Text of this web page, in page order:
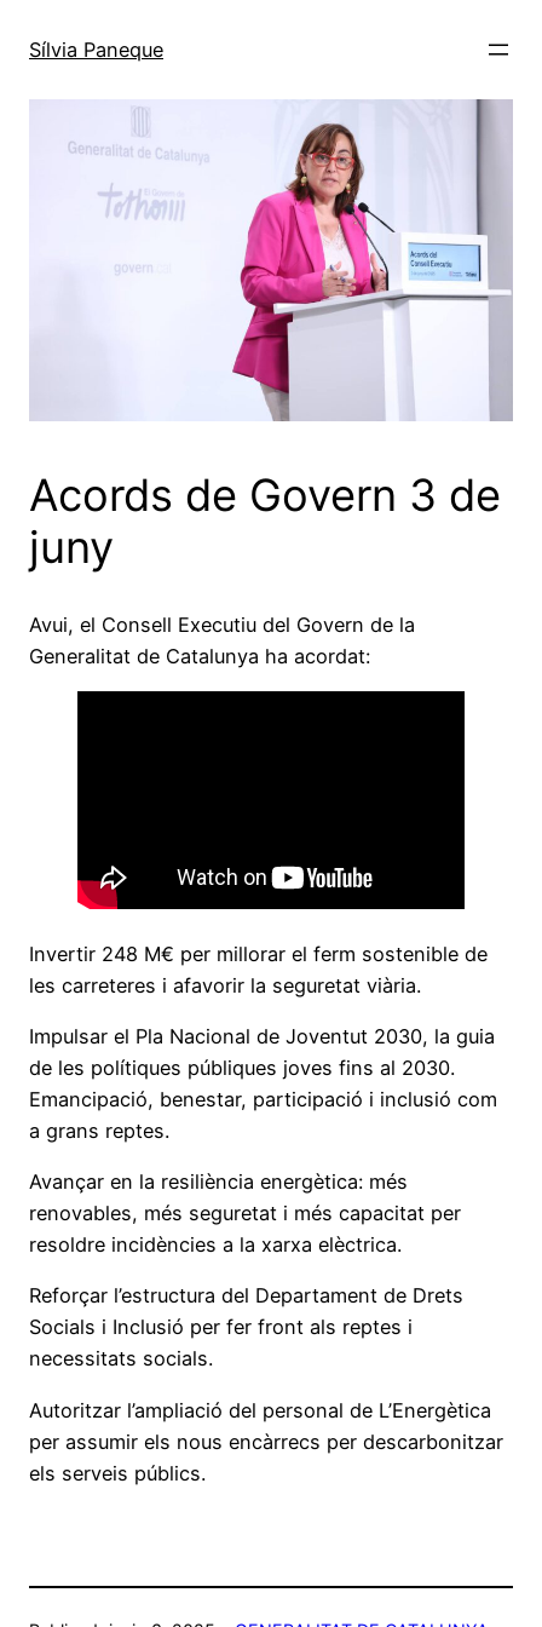
Sílvia Paneque
Acords de Govern 3 de
juny
Avui, el Consell Executiu del Govern de la
Generalitat de Catalunya ha acordat:
Invertir 248 M€ per millorar el ferm sostenible de
les carreteres i afavorir la seguretat viària.
Impulsar el Pla Nacional de Joventut 2030, la guia
de les polítiques públiques joves fins al 2030.
Emancipació, benestar, participació i inclusió com
a grans reptes.
Avançar en la resiliència energètica: més
renovables, més seguretat i més capacitat per
resoldre incidències a la xarxa elèctrica.
Reforçar l’estructura del Departament de Drets
Socials i Inclusió per fer front als reptes i
necessitats socials.
Autoritzar l’ampliació del personal de L’Energètica
per assumir els nous encàrrecs per descarbonitzar
els serveis públics.